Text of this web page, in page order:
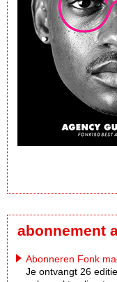
abonnement
Abonneren Fonk
Je ontvangt 26